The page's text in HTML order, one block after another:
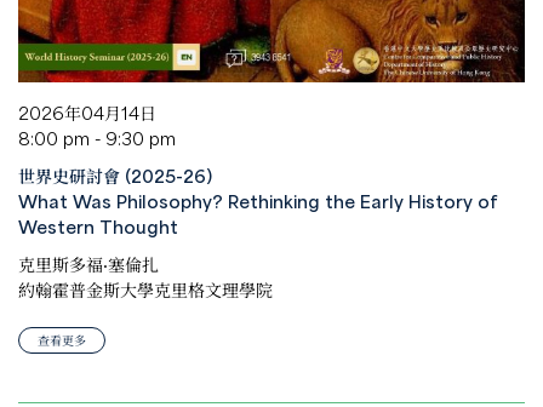
2026年04月14日
8:00 pm - 9:30 pm
世界史研討會 (2025-26)
What Was Philosophy? Rethinking the Early History of
Western Thought
克里斯多福·塞倫扎
約翰霍普金斯大學克里格文理學院
查看更多